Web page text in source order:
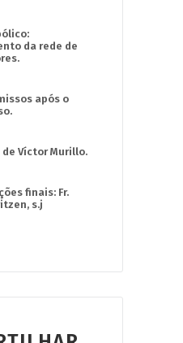
da rede de
após o
de Víctor Murillo.
finais: Fr.
s.j